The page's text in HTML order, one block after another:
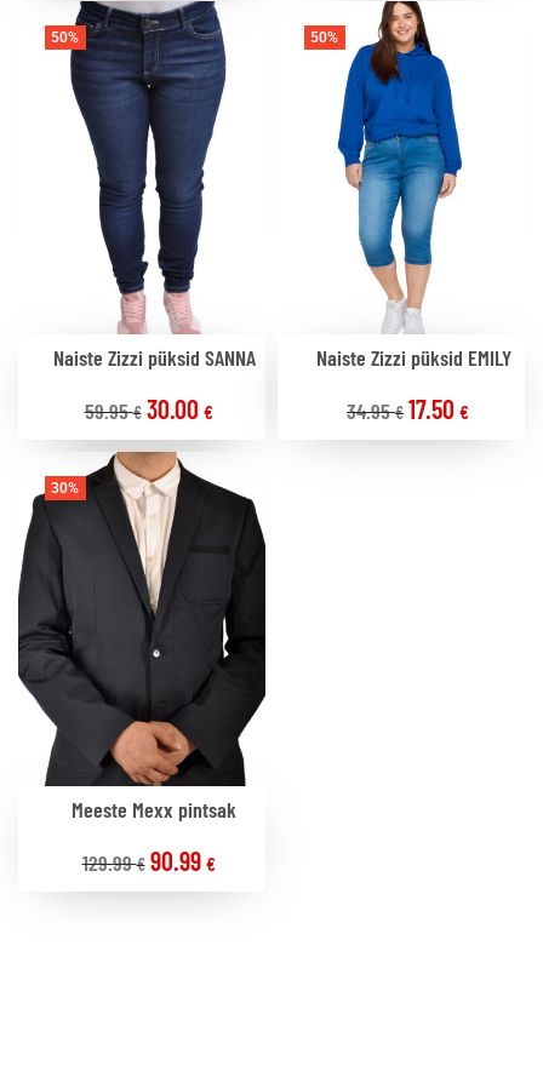
50%
Naiste Zizzi püksid SANNA
59.95€ 30.00 €
50%
Naiste Zizzi püksid EMILY
34.95€ 17.50 €
30%
Meeste Mexx pintsak
129.99€ 90.99 €